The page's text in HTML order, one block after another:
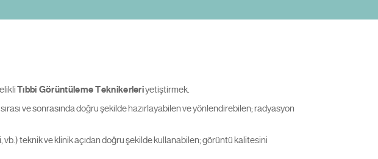
Tıbbi Görüntüleme Teknikerleriyetiştirmek.
ve sonrasında doğru şekilde hazırlayabilen ve yönlendirebilen; radyasyon
teknik ve klinik açıdan doğru şekilde kullanabilen; görüntü kalitesini